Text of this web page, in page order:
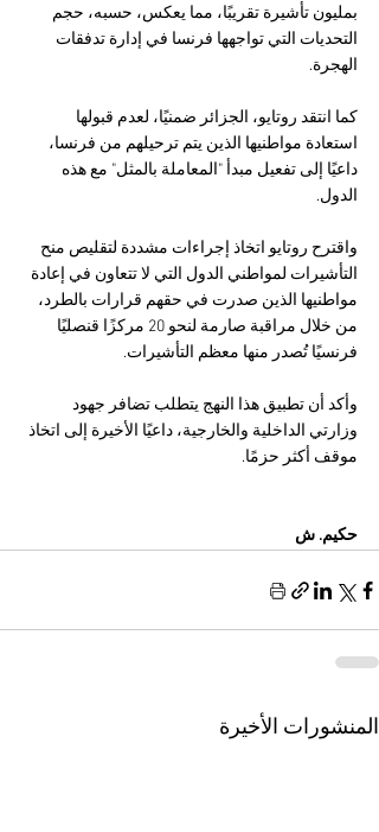
بمليون تأشيرة تقريبًا، مما يعكس، حسبه، حجم
التحديات التي تواجهها فرنسا في إدارة تدفقات
الهجرة.
كما انتقد روتايو، الجزائر ضمنيًا، لعدم قبولها
استعادة مواطنيها الذين يتم ترحيلهم من فرنسا،
داعيًا إلى تفعيل مبدأ "المعاملة بالمثل" مع هذه
الدول.
واقترح روتايو اتخاذ إجراءات مشددة لتقليص منح
التأشيرات لمواطني الدول التي لا تتعاون في إعادة
مواطنيها الذين صدرت في حقهم قرارات بالطرد،
من خلال مراقبة صارمة لنحو 20 مركزًا قنصليًا
فرنسيًا تُصدر منها معظم التأشيرات.
وأكد أن تطبيق هذا النهج يتطلب تضافر جهود
وزارتي الداخلية والخارجية، داعيًا الأخيرة إلى اتخاذ
موقف أكثر حزمًا.
حكيم. ش
المنشورات الأخيرة